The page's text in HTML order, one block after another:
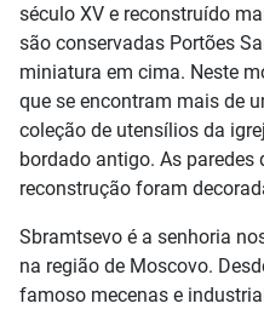
século XV e reconstruído
são conservadas Portões
miniatura em cima. Neste
que se encontram mais de
coleção de utensílios da
bordado antigo. As
reconstrução foram
Sbramtsevo é a senhoria
na região de Moscovo.
famoso mecenas e